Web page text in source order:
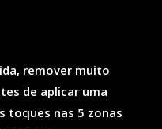
remover muito
de aplicar uma
toques nas 5 zonas